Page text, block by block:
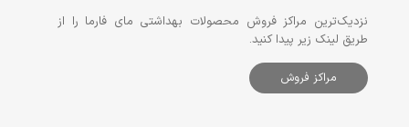
نزدیک‌ترین مراکز فروش محصولات بهداشتی مای فارما را از
طریق لینک زیر پیدا کنید.
مراکز فروش